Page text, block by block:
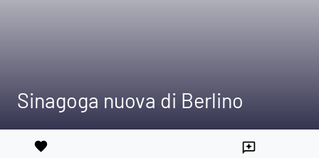
Sinagoga nuova di Berlino
favorite reviews